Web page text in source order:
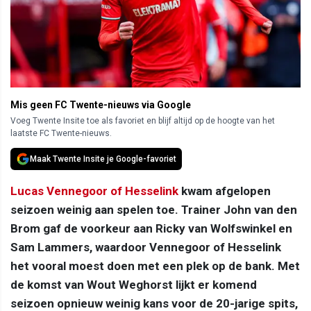
Mis geen FC Twente-nieuws via Google
Voeg Twente Insite toe als favoriet en blijf altijd op de hoogte van het
laatste FC Twente-nieuws.
Maak Twente Insite je Google-favoriet
Lucas Vennegoor of Hesselink kwam afgelopen
seizoen weinig aan spelen toe. Trainer John van den
Brom gaf de voorkeur aan Ricky van Wolfswinkel en
Sam Lammers, waardoor Vennegoor of Hesselink
het vooral moest doen met een plek op de bank. Met
de komst van Wout Weghorst lijkt er komend
seizoen opnieuw weinig kans voor de 20-jarige spits,